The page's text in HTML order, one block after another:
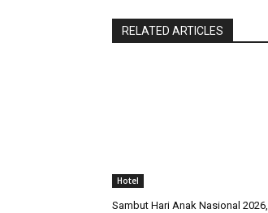
RELATED ARTICLES
Hotel
Sambut Hari Anak Nasional 2026,